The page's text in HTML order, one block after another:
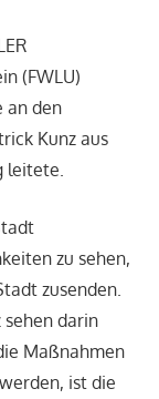
(FWLU)
an den
Kunz aus
leitete.
zu sehen,
zusenden.
sehen darin
Maßnahmen
ist die